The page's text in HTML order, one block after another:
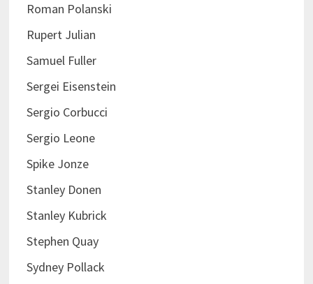
Roman Polanski
Rupert Julian
Samuel Fuller
Sergei Eisenstein
Sergio Corbucci
Sergio Leone
Spike Jonze
Stanley Donen
Stanley Kubrick
Stephen Quay
Sydney Pollack